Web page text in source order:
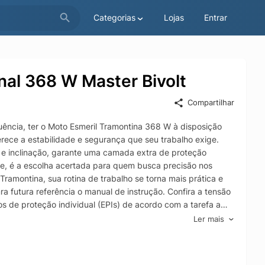
Categorias Lojas Entrar
368 W Master Bivolt
Compartilhar
ter o Moto Esmeril Tramontina 368 W à disposição
a estabilidade e segurança que seu trabalho exige.
inclinação, garante uma camada extra de proteção
é a escolha acertada para quem busca precisão nos
sua rotina de trabalho se torna mais prática e
futura referência o manual de instrução. Confira a tensão
de proteção individual (EPIs) de acordo com a tarefa a
Não trabalhe com ferramentas elétricas em ambientes
Não utilize o cabo da ferramenta para transportar,
da rede antes de fazer uma inspeção ou limpeza
estão danificados ou com possíveis trincas que podem
Ler mais